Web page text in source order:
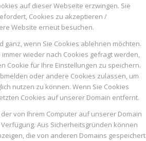
auf dieser Webseite erzwingen. Sie
Cookies zu akzeptieren /
Website erneut besuchen.
ganz, wenn Sie Cookies ablehnen möchten.
wieder nach Cookies gefragt werden,
Cookie für Ihre Einstellungen zu speichern.
oder andere Cookies zulassen, um
nutzen zu können. Wenn Sie Cookies
Cookies auf unserer Domain entfernt.
von Ihrem Computer auf unserer Domain
Aus Sicherheitsgründen können
die von anderen Domains gespeichert